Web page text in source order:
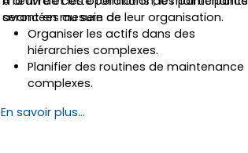
avancées au sein de leur organisation.
seront en mesure de :
Organiser les actifs dans des
hiérarchies complexes.
Planifier des routines de maintenance
complexes.
itinéraires de livraison.
En savoir plus...